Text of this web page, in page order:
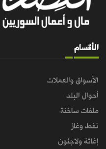
الأقسام
الأسواق والعملات
أحوال البلد
ملفات ساخنة
نفط وغاز
إغاثة ولاجئون